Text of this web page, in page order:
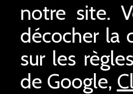
notre site.
décocher la
sur les
de Google,